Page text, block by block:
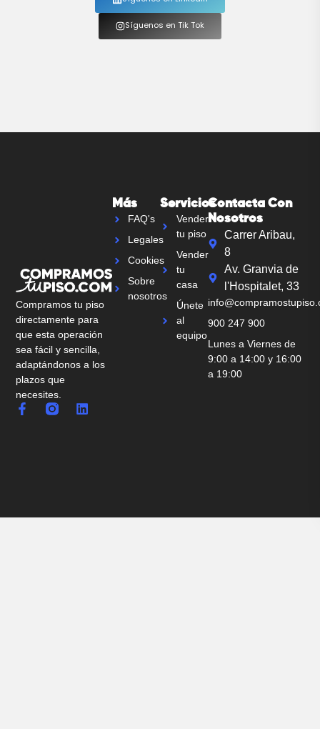
Síguenos en Tik Tok
Compramos tu piso
directamente para
que esta operación
sea fácil y sencilla,
adaptándonos a los
plazos que
necesites.
Servicios
Vender
tu piso
Vender
tu
casa
Únete
al
equipo
Más
FAQ's
Legales
Cookies
Sobre
nosotros
Contacta Con
Nosotros
Carrer Aribau,
8
Av. Granvia de
l'Hospitalet, 33
900 247 900
Lunes a Viernes de
9:00 a 14:00 y 16:00
a 19:00